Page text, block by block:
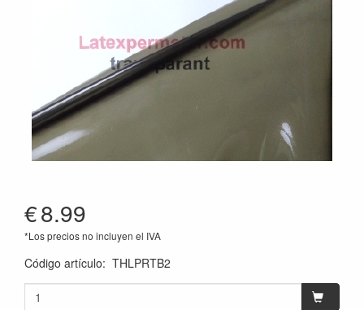
€8.99
*Los precios no incluyen el IVA
Código artículo: THLPRTB2